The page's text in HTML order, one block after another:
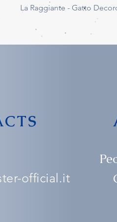
La Raggiante - Gatto
official.it